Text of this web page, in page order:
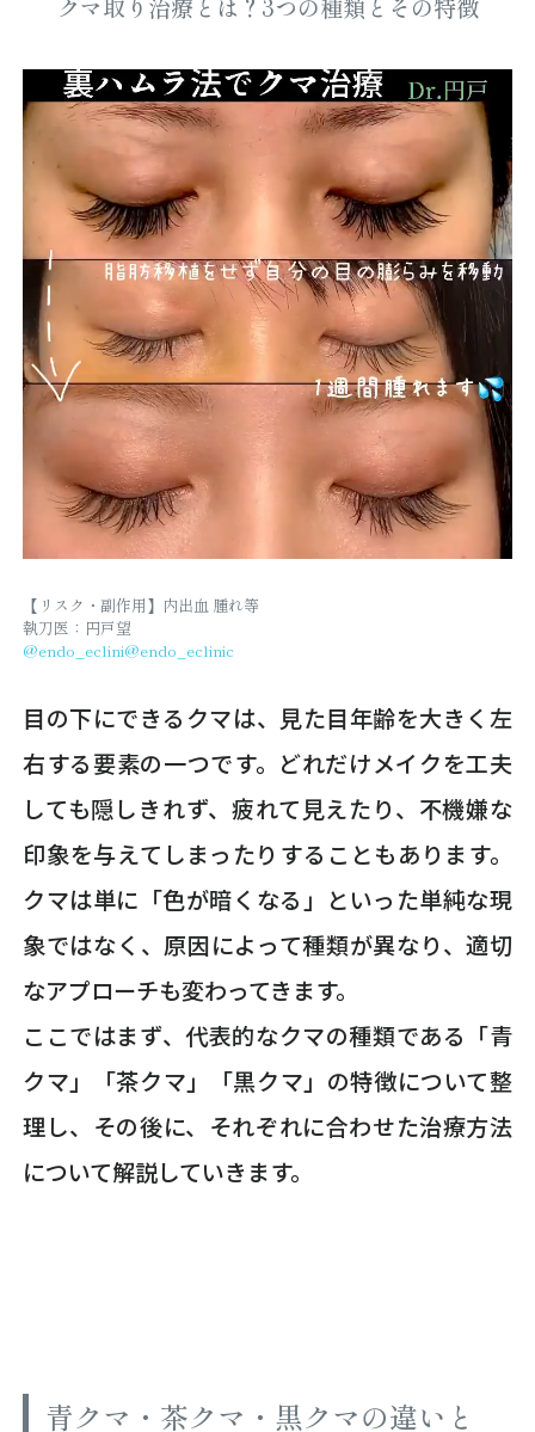
クマ取り治療とは？3つの種類とその特徴
【リスク・副作用】内出血 腫れ等
執刀医：円戸望
@endo_eclini@endo_eclinic
目の下にできるクマは、見た目年齢を大きく左
右する要素の一つです。どれだけメイクを工夫
しても隠しきれず、疲れて見えたり、不機嫌な
印象を与えてしまったりすることもあります。
クマは単に「色が暗くなる」といった単純な現
象ではなく、原因によって種類が異なり、適切
なアプローチも変わってきます。
ここではまず、代表的なクマの種類である「青
クマ」「茶クマ」「黒クマ」の特徴について整
理し、その後に、それぞれに合わせた治療方法
について解説していきます。
青クマ・茶クマ・黒クマの違いと